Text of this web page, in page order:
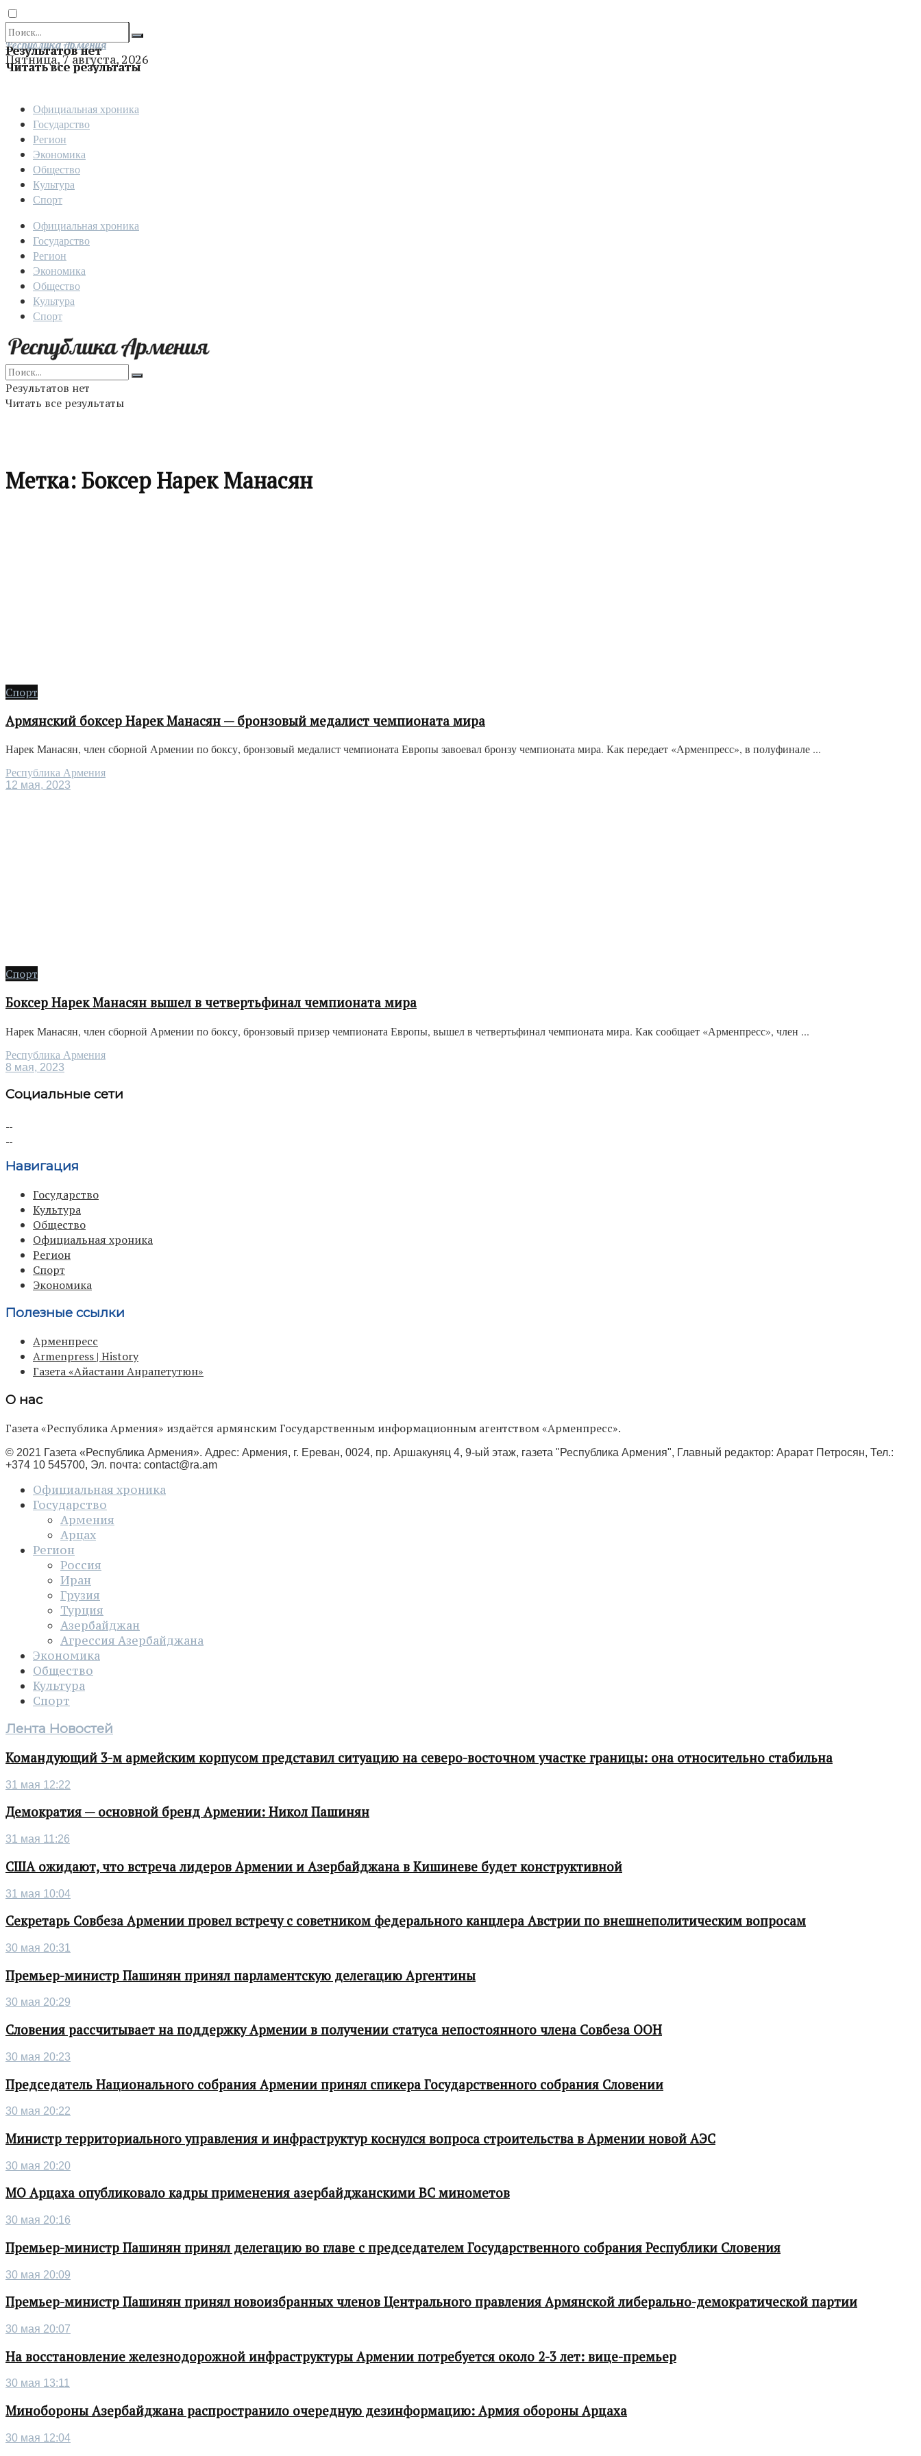
Результатов нет
Читать все результаты
Отправить
Республика Армения
Пятница, 7 августа, 2026
Официальная хроника
Государство
Регион
Экономика
Общество
Культура
Спорт
Официальная хроника
Государство
Регион
Экономика
Общество
Культура
Спорт
Результатов нет
Читать все результаты
Метка:Боксер Нарек Манасян
Спорт
Армянский боксер Нарек Манасян — бронзовый медалист чемпионата мира
Нарек Манасян, член сборной Армении по боксу, бронзовый медалист чемпионата Европы завоевал бронзу чемпионата мира. Как передает «Арменпресс», в полуфинале ...
Республика Армения
12 мая, 2023
Спорт
Боксер Нарек Манасян вышел в четвертьфинал чемпионата мира
Нарек Манасян, член сборной Армении по боксу, бронзовый призер чемпионата Европы, вышел в четвертьфинал чемпионата мира. Как сообщает «Арменпресс», член ...
Республика Армения
8 мая, 2023
Социальные сети
Навигация
Государство
Культура
Общество
Официальная хроника
Регион
Спорт
Экономика
Полезные ссылки
Арменпресс
Armenpress | History
Газета «Айастани Анрапетутюн»
О нас
Газета «Республика Армения» издаётся армянским Государственным информационным агентством «Арменпресс».
© 2021 Газета «Республика Армения». Адрес: Армения, г. Ереван, 0024, пр. Аршакуняц 4, 9-ый этаж, газета "Республика Армения", Главный редактор: Арарат Петросян, Тел.:
+374 10 545700, Эл. почта: contact@ra.am
Официальная хроника
Государство
Армения
Арцах
Регион
Россия
Иран
Грузия
Турция
Азербайджан
Агрессия Азербайджана
Экономика
Общество
Культура
Спорт
Лента Новостей
Командующий 3-м армейским корпусом представил ситуацию на северо-восточном участке границы: она относительно стабильна
31 мая 12:22
Демократия — основной бренд Армении: Никол Пашинян
31 мая 11:26
США ожидают, что встреча лидеров Армении и Азербайджана в Кишиневе будет конструктивной
31 мая 10:04
Секретарь Совбеза Армении провел встречу с советником федерального канцлера Австрии по внешнеполитическим вопросам
30 мая 20:31
Премьер-министр Пашинян принял парламентскую делегацию Аргентины
30 мая 20:29
Словения рассчитывает на поддержку Армении в получении статуса непостоянного члена Совбеза ООН
30 мая 20:23
Председатель Национального собрания Армении принял спикера Государственного собрания Словении
30 мая 20:22
Министр территориального управления и инфраструктур коснулся вопроса строительства в Армении новой АЭС
30 мая 20:20
МО Арцаха опубликовало кадры применения азербайджанскими ВС минометов
30 мая 20:16
Премьер-министр Пашинян принял делегацию во главе с председателем Государственного собрания Республики Словения
30 мая 20:09
Премьер-министр Пашинян принял новоизбранных членов Центрального правления Армянской либерально-демократической партии
30 мая 20:07
На восстановление железнодорожной инфраструктуры Армении потребуется около 2-3 лет: вице-премьер
30 мая 13:11
Минобороны Азербайджана распространило очередную дезинформацию: Армия обороны Арцаха
30 мая 12:04